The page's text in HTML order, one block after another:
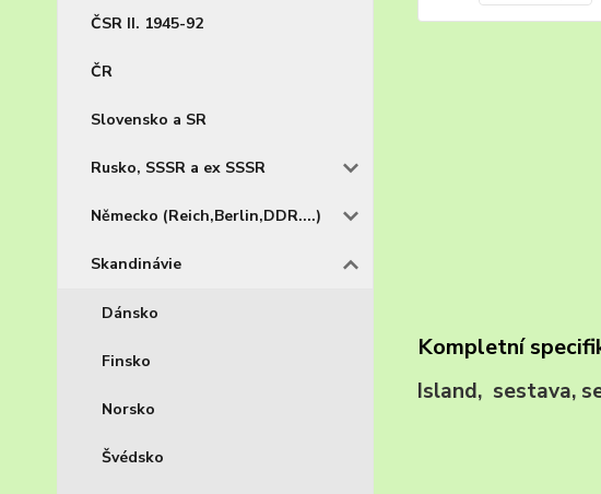
ČSR II. 1945-92
ČR
Slovensko a SR
Rusko, SSSR a ex SSSR
Německo (Reich,Berlin,DDR....)
Skandinávie
Dánsko
Finsko
Norsko
Švédsko
Kompletní
Island,